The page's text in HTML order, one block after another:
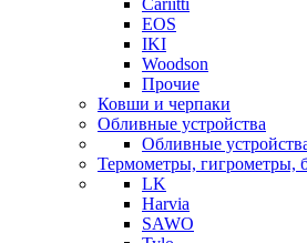
EOS
IKI
Woodson
Прочие
Ковши и черпаки
Обливные устройства
Обливные
Термометры, гигрометры,
LK
Harvia
SAWO